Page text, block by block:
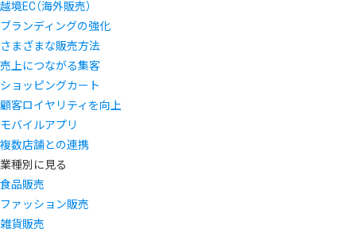
越境EC（海外販売）
ブランディングの強化
さまざまな販売方法
売上につながる集客
ショッピングカート
顧客ロイヤリティを向上
モバイルアプリ
複数店舗との連携
業種別に見る
食品販売
ファッション販売
雑貨販売